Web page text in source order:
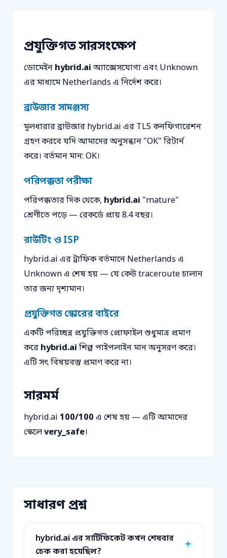
প্রযুক্তিগত সারসংক্ষেপ
ডোমেইন hybrid.aiঅ্যাক্সেসযোগ্য এবং Unknown
এর মাধ্যমে Netherlands এ নির্দেশ করে।
ব্রাউজার সামঞ্জস্য
মূলধারার ব্রাউজার hybrid.ai এর TLS কনফিগারেশন
গ্রহণ করবে যদি আমাদের অনুসন্ধান "OK" রিটার্ন
করে। বর্তমান মান: OK।
পরিপক্কতা পরীক্ষা
পরিপক্কতার দিক থেকে, hybrid.ai "mature"
শ্রেণীতে পড়ে — রেকর্ডে প্রায় 8.4 বছর।
রাউটিং ও ISP
hybrid.ai এর ট্রাফিক বর্তমানে Netherlands এ
Unknown এ শেষ হয় — যে কেউ traceroute চালান
তার জন্য দৃশ্যমান।
প্রযুক্তিগত স্কোরের বাইরে
একটি পরিচ্ছন্ন প্রযুক্তিগত প্রোফাইল শুধুমাত্র প্রমাণ
করে hybrid.ai শিল্প পাইপলাইন মান অনুসরণ করে।
এটি সৎ বিষয়বস্তু প্রমাণ করে না।
সারমর্ম
hybrid.ai 100/100 এ শেষ হয় — এটি আমাদের
স্কেলেvery_safe।
সাধারণ প্রশ্ন
hybrid.ai এর সার্টিফিকেট কখন শেষবার
চেক করা হয়েছিল?